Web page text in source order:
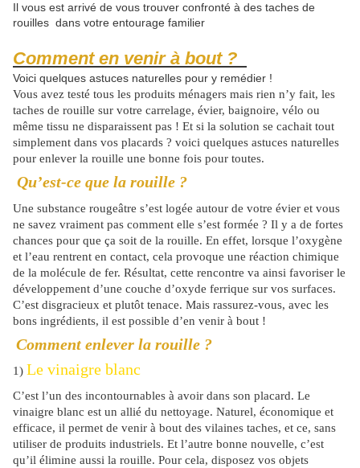
Il vous est arrivé de vous trouver confronté à des taches de
rouilles dans votre entourage familier
Comment en venir à bout ?
Voici quelques astuces naturelles pour y remédier !
Vous avez testé tous les produits ménagers mais rien n’y fait, les
taches de rouille sur votre carrelage, évier, baignoire, vélo ou
même tissu ne disparaissent pas ! Et si la solution se cachait tout
simplement dans vos placards ? voici quelques astuces naturelles
pour enlever la rouille une bonne fois pour toutes.
Qu’est-ce que la rouille ?
Une substance rougeâtre s’est logée autour de votre évier et vous
ne savez vraiment pas comment elle s’est formée ? Il y a de fortes
chances pour que ça soit de la rouille. En effet, lorsque l’oxygène
et l’eau rentrent en contact, cela provoque une réaction chimique
de la molécule de fer. Résultat, cette rencontre va ainsi favoriser le
développement d’une couche d’oxyde ferrique sur vos surfaces.
C’est disgracieux et plutôt tenace. Mais rassurez-vous, avec les
bons ingrédients, il est possible d’en venir à bout !
Comment enlever la rouille ?
1) Le vinaigre blanc
C’est l’un des incontournables à avoir dans son placard. Le
vinaigre blanc est un allié du nettoyage. Naturel, économique et
efficace, il permet de venir à bout des vilaines taches, et ce, sans
utiliser de produits industriels. Et l’autre bonne nouvelle, c’est
qu’il élimine aussi la rouille. Pour cela, disposez vos objets